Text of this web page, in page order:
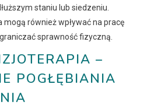
staniu lub siedzeniu.
również wpływać na pracę
sprawność fizyczną.
–
POGŁĘBIANIA